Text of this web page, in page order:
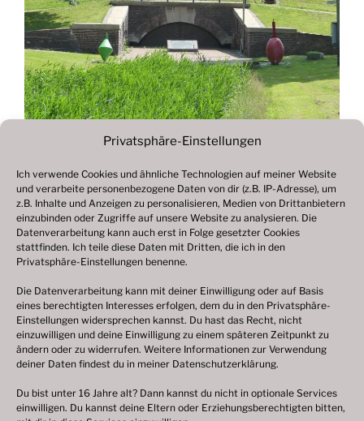
Privatsphäre-Einstellungen
Ich verwende Cookies und ähnliche Technologien auf meiner Website
und verarbeite personenbezogene Daten von dir (z.B. IP-Adresse), um
z.B. Inhalte und Anzeigen zu personalisieren, Medien von Drittanbietern
einzubinden oder Zugriffe auf unsere Website zu analysieren. Die
Datenverarbeitung kann auch erst in Folge gesetzter Cookies
stattfinden. Ich teile diese Daten mit Dritten, die ich in den
Privatsphäre-Einstellungen benenne.
Die Datenverarbeitung kann mit deiner Einwilligung oder auf Basis
eines berechtigten Interesses erfolgen, dem du in den Privatsphäre-
Einstellungen widersprechen kannst. Du hast das Recht, nicht
einzuwilligen und deine Einwilligung zu einem späteren Zeitpunkt zu
ändern oder zu widerrufen. Weitere Informationen zur Verwendung
deiner Daten findest du in meiner Datenschutzerklärung.
Du bist unter 16 Jahre alt? Dann kannst du nicht in optionale Services
einwilligen. Du kannst deine Eltern oder Erziehungsberechtigten bitten,
Beitragsnavigation
Vorheriger
Beitrag
Fotogalerie 2020
© 2003 – 2025 nilsbenthien.de,Datenschutzerklärung
|Cookie-Richtlinie EU|Impressum